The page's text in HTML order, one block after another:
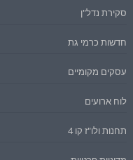
סקירת נדל"ן
חדשות כרמי גת
עסקים מקומיים
לוח ארועים
תחנות ולו"ז קו 4